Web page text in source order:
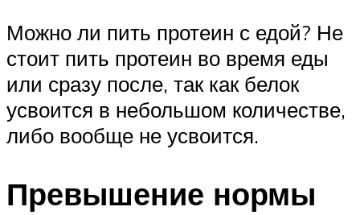
Можно ли пить протеин с едой? Не
стоит пить протеин во время еды
или сразу после, так как белок
усвоится в небольшом количестве,
либо вообще не усвоится.
Превышение нормы